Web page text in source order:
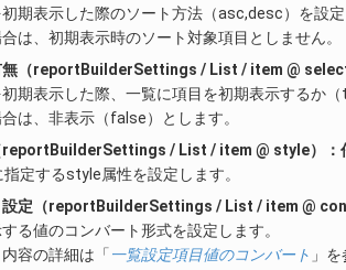
初期表示した際のソート方法（asc,desc）を設
は、初期表示時のソート対象項目としません。
無（reportBuilderSettings / List / item @
初期表示した際、一覧に項目を初期表示するか
は、非表示（false）とします。
reportBuilderSettings / List / item @ style）：
定するstyle属性を設定します。
設定（reportBuilderSettings / List / item @
る値のコンバート形式を設定します。
容の詳細は「一覧設定項目値のコンバート 」